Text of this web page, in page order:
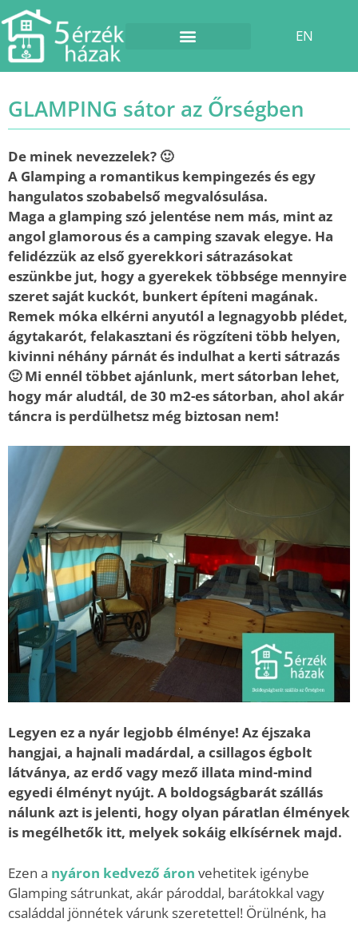
EN
GLAMPING sátor az Őrségben
De minek nevezzelek? 🙂
A Glamping a romantikus kempingezés és egy
hangulatos szobabelső megvalósulása.
Maga a glamping szó jelentése nem más, mint az
angol glamorous és a camping szavak elegye. Ha
felidézzük az első gyerekkori sátrazásokat
eszünkbe jut, hogy a gyerekek többsége mennyire
szeret saját kuckót, bunkert építeni magának.
Remek móka elkérni anyutól a legnagyobb plédet,
ágytakarót, felakasztani és rögzíteni több helyen,
kivinni néhány párnát és indulhat a kerti sátrazás
🙂 Mi ennél többet ajánlunk, mert sátorban lehet,
hogy már aludtál, de 30 m2-es sátorban, ahol akár
táncra is perdülhetsz még biztosan nem!
Legyen ez a nyár legjobb élménye! Az éjszaka
hangjai, a hajnali madárdal, a csillagos égbolt
látványa, az erdő vagy mező illata mind-mind
egyedi élményt nyújt. A boldogságbarát szállás
nálunk azt is jelenti, hogy olyan páratlan élmények
is megélhetők itt, melyek sokáig elkísérnek majd.
Ezen a nyáron kedvező áron vehetitek igénybe
Glamping sátrunkat, akár pároddal, barátokkal vagy
családdal jönnétek várunk szeretettel! Örülnénk, ha